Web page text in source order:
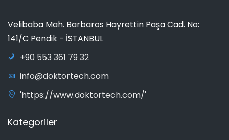
Velibaba Mah. Barbaros Hayrettin Paşa Cad. No:
141/C Pendik - İSTANBUL
+90 553 361 79 32
info@doktortech.com
'https://www.doktortech.com/'
Kategoriler